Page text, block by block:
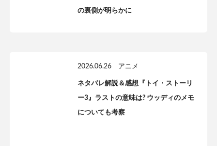
の裏側が明らかに
2026.06.26 アニメ
ネタバレ解説＆感想『トイ・ストーリ
ー3』ラストの意味は? ウッディのメモ
についても考察